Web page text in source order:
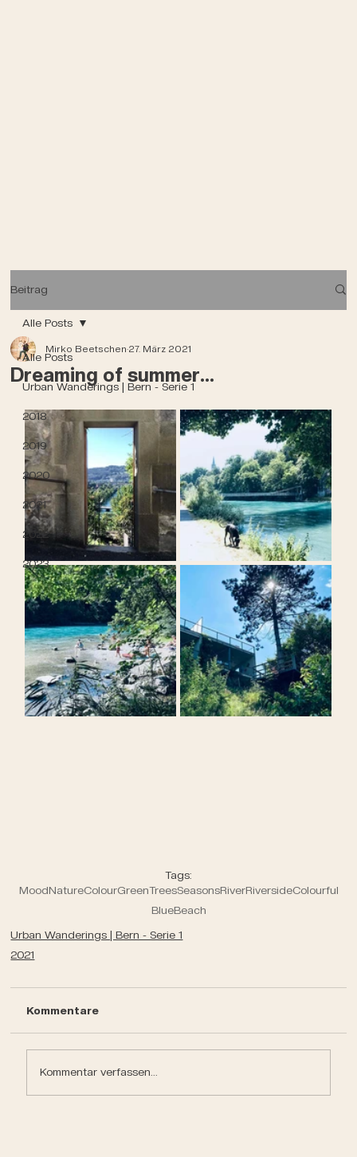
Beitrag
Alle Posts
Urban Wanderings | Bern - Serie 1
2018
2019
2020
2021
2022
2023
Alle Posts
Dreaming of summer...
Mirko Beetschen27. März 2021
Tags:
MoodNatureColourGreenTreesSeasonsRiverRiversideColourful
BlueBeach
Urban Wanderings | Bern - Serie 1
2021
Kommentare
Kommentar verfassen...